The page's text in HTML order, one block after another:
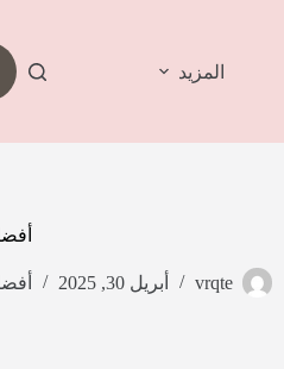
المزيد
vrqte أبريل 30, 2025